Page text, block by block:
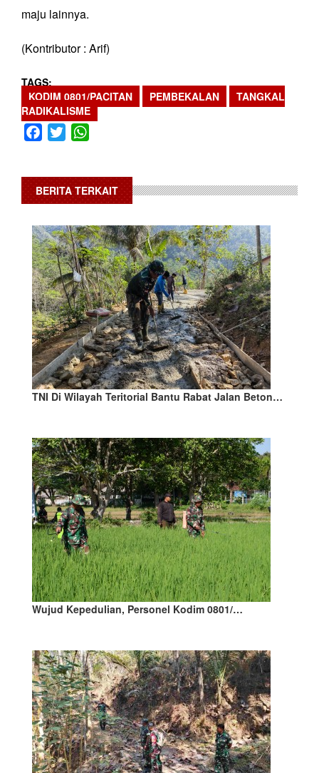
maju lainnya.
(Kontributor : Arif)
TAGS
KODIM 0801/PACITAN
PEMBEKALAN
TANGKAL
RADIKALISME
Facebook
Twitter
BERITA TERKAIT
TNI Di Wilayah Teritorial Bantu Rabat Jalan Beton…
Wujud Kepedulian, Personel Kodim 0801/…